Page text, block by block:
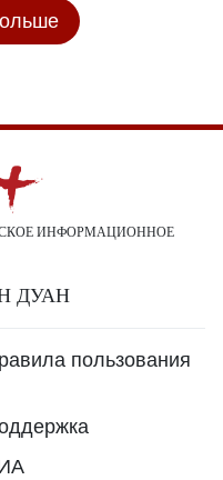
ИНФОРМАЦИОННОЕ
ДУАН
пользования